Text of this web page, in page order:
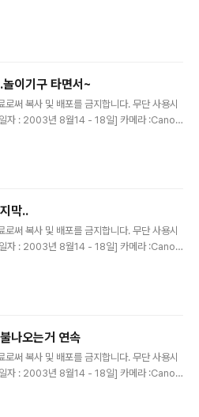
이기구 타면서~
써 복사 및 배포를 금지합니다. 무단 사용시
일자 : 2003년 8월14 - 18일] 카메라 :Canon
막..
써 복사 및 배포를 금지합니다. 무단 사용시
일자 : 2003년 8월14 - 18일] 카메라 :Canon
나오는거 연속
써 복사 및 배포를 금지합니다. 무단 사용시
일자 : 2003년 8월14 - 18일] 카메라 :Canon